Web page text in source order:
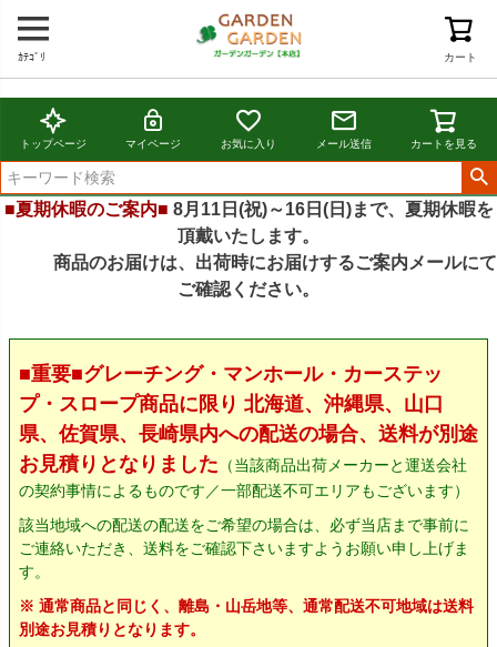
カート
ｶﾃｺﾞﾘ
トップページ マイページ お気に入り メール送信 カートを見る
■夏期休暇のご案内■ 8月11日(祝)～16日(日)まで、夏期休暇を
頂戴いたします。
商品のお届けは、出荷時にお届けするご案内メールにて
ご確認ください。
■重要■グレーチング・マンホール・カーステッ
プ・スロープ商品に限り 北海道、沖縄県、山口
県、佐賀県、長崎県内への配送の場合、送料が別途
お見積りとなりました （当該商品出荷メーカーと運送会社
の契約事情によるものです／一部配送不可エリアもございます）
該当地域への配送の配送をご希望の場合は、必ず当店まで事前に
ご連絡いただき、送料をご確認下さいますようお願い申し上げま
す。
※ 通常商品と同じく、離島・山岳地等、通常配送不可地域は送料
別途お見積りとなります。